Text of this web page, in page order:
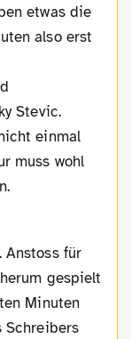
etwas die
also erst
Stevic.
einmal
muss wohl
gespielt
Minuten
Schreibers